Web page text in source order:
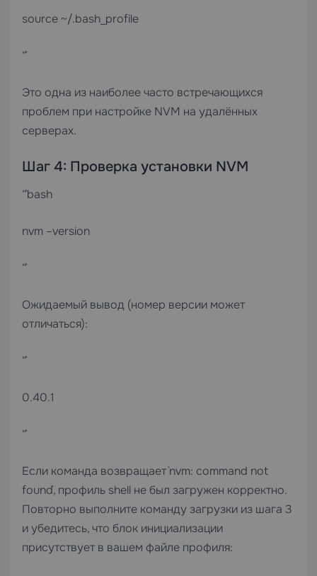
source ~/.bash_profile
“`
Это одна из наиболее часто встречающихся
проблем при настройке NVM на удалённых
серверах.
Шаг 4: Проверка установки NVM
“`bash
nvm –version
“`
Ожидаемый вывод (номер версии может
отличаться):
“`
0.40.1
“`
Если команда возвращает `nvm: command not
found`, профиль shell не был загружен корректно.
Повторно выполните команду загрузки из шага 3
и убедитесь, что блок инициализации
присутствует в вашем файле профиля: